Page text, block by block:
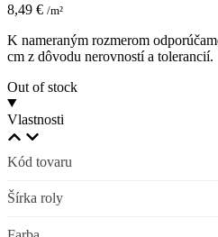
8,49 € /m²
K nameraným rozmerom
cm z dôvodu nerovností a tolerancií.
Out of stock
Vlastnosti
Kód tovaru
Šírka roly